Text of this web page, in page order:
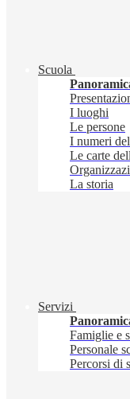
Scuola
I luoghi
Le persone
I numeri
Le carte
La storia
Servizi
Famiglie e
Personale
Percorsi di